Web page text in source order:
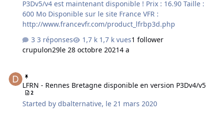
P3Dv5/v4 est maintenant disponible ! Prix : 16.90 Taille :
600 Mo Disponible sur le site France VFR :
http://www.francevfr.com/product_lfrbp3d.php
3 réponses
1,7 k vues1 follower
crupulon29le 28 octobre 20214 a
LFRN - Rennes Bretagne disponible en version P3Dv4/v5
2
Started bydbalternative, le 21 mars 2020